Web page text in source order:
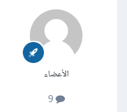
الأعضاء
9